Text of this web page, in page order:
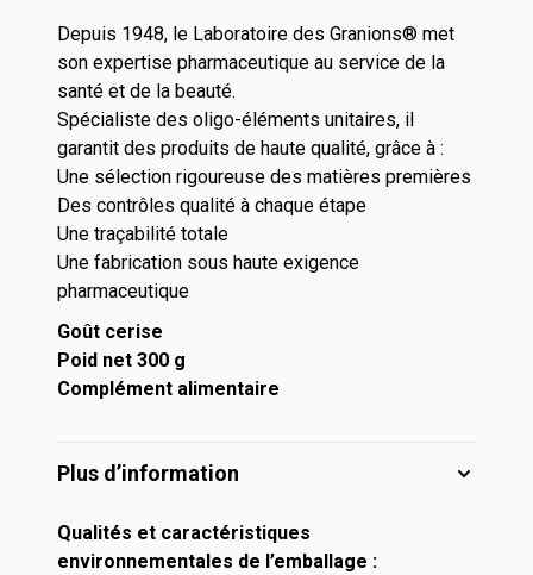
Depuis 1948, le Laboratoire des Granions® met
son expertise pharmaceutique au service de la
santé et de la beauté.
Spécialiste des oligo-éléments unitaires, il
garantit des produits de haute qualité, grâce à :
Une sélection rigoureuse des matières premières
Des contrôles qualité à chaque étape
Une traçabilité totale
Une fabrication sous haute exigence
pharmaceutique
Goût cerise
Poid net 300 g
Complément alimentaire
Plus d’information
Qualités et caractéristiques
environnementales de l’emballage :